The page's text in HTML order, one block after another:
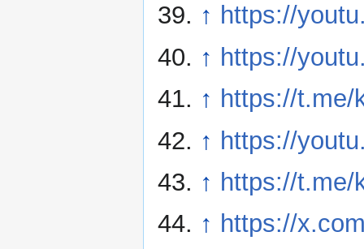
↑ https://
↑ https://
↑ https://t.me/
↑ https://
↑ https://t.me/
↑ https://